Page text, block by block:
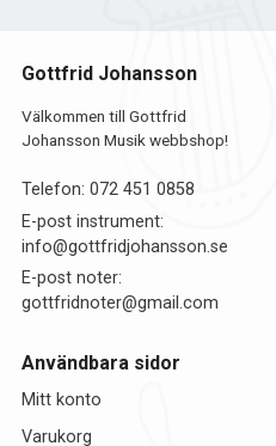
Gottfrid Johansson
Välkommen till Gottfrid
Johansson Musik webbshop!
Telefon: 072 451 0858
E-post instrument:
info@gottfridjohansson.se
E-post noter:
gottfridnoter@gmail.com
Användbara sidor
Mitt konto
Varukorg